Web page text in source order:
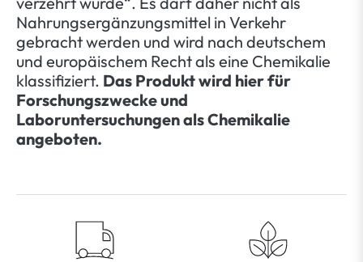
Nahrungsergänzungsmittel in Verkehr
gebracht werden und wird nach deutschem
und europäischem Recht als eine Chemikalie
klassifiziert. Das Produkt wird hier für
Forschungszwecke und
Laboruntersuchungen als Chemikalie
angeboten.